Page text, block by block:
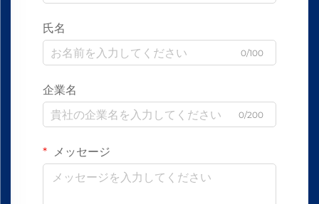
氏名
0/100
企業名
0/200
メッセージ